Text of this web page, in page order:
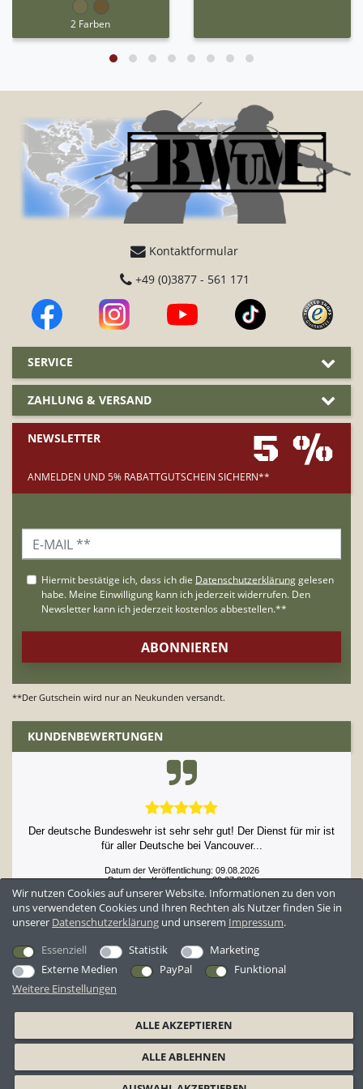
optimale Abrollbewegung
luftdurchlässige Schaumstoffpolsterung, die
beim Tragen vor Hitze und Kälte schützt
extrem widerstandsfähig uns sehr robust
Schneeschuhe: montierbar (z.B. Schneeschuh
Leichteisen: montierbar (z.B. Steigeisentyp Tyrol
P12)
angenehmer Tragekomfort
2 Farben
Kontaktformular
+49 (0)3877 - 561 171
SERVICE
ZAHLUNG & VERSAND
NEWSLETTER 5 %
ANMELDEN UND 5% RABATTGUTSCHEIN SICHERN**
**Der Gutschein wird nur an Neukunden versandt.
KUNDENBEWERTUNGEN
Super schneller Versand in den Norden Schwedens! Ware ist als
gebraucht angegeben, aber sie war nage...
Datum der Veröffentlichung: 09.08.2026
Datum der Kauferfahrung: 29.07.2026
Wir nutzen Cookies auf unserer Website. Informationen zu den von
uns verwendeten Cookies und Ihren Rechten als Nutzer finden Sie in
unserer Daten­schutz­erklärung und unserem Impressum.
Essenziell
Statistik
Marketing
Externe Medien
PayPal
Funktional
Weitere Einstellungen
ALLE AKZEPTIEREN
ALLE ABLEHNEN
AGB Datenschutzerklärung Widerrufsrecht
Widerrufsformular
Barrierefreiheitserklärung
Impressum